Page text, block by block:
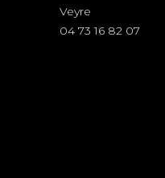
Veyre
04 73 16 82 07